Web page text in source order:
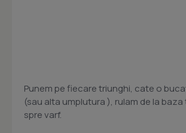
Punem pe fiecare triunghi, cate o
(sau alta umplutura ), rulam de la
spre varf.